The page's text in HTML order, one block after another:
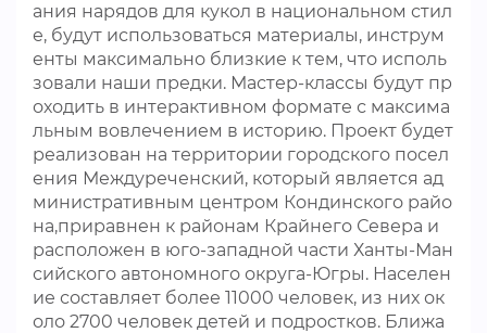
ания нарядов для кукол в национальном стил
е, будут использоваться материалы, инструм
енты максимально близкие к тем, что исполь
зовали наши предки. Мастер-классы будут пр
оходить в интерактивном формате с максима
льным вовлечением в историю. Проект будет
реализован на территории городского посел
ения Междуреченский, который является ад
министративным центром Кондинского райо
на,приравнен к районам Крайнего Севера и
расположен в юго-западной части Ханты-Ман
сийского автономного округа-Югры. Населен
ие составляет более 11000 человек, из них ок
оло 2700 человек детей и подростков. Ближа